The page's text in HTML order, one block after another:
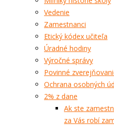
Vedenie
Zamestnanci
Etický kódex učiteľa
Úradné hodiny
Výročné správy
Povinné
Ochrana osobných
2% z dane
Ak ste
za Vás robí